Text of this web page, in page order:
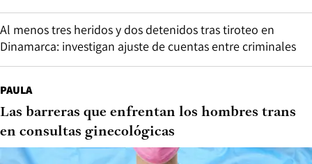
Al menos tres heridos y dos detenidos tras tiroteo en
Dinamarca: investigan ajuste de cuentas entre criminales
PAULA
Las barreras que enfrentan los hombres trans
en consultas ginecológicas